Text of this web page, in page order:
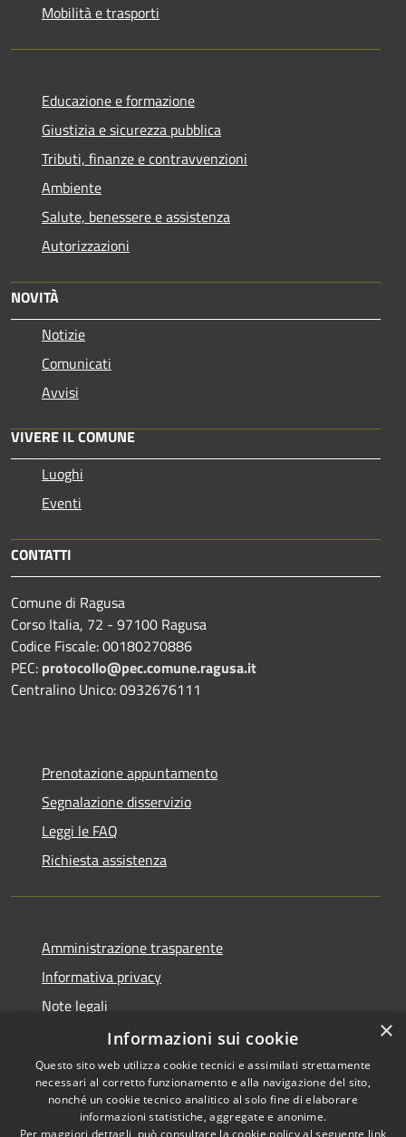
Mobilità e trasporti
Educazione e formazione
Giustizia e sicurezza pubblica
Tributi, finanze e contravvenzioni
Ambiente
Salute, benessere e assistenza
Autorizzazioni
NOVITÀ
Notizie
Comunicati
Avvisi
VIVERE IL COMUNE
Luoghi
Eventi
CONTATTI
Comune di Ragusa
Corso Italia, 72 - 97100 Ragusa
Codice Fiscale: 00180270886
PEC: protocollo@pec.comune.ragusa.it
Centralino Unico: 0932676111
Prenotazione appuntamento
Segnalazione disservizio
Leggi le FAQ
Richiesta assistenza
Amministrazione trasparente
Informativa privacy
Note legali
Dichiarazione di accessibilità
RSS
Copyright © 2026 • Town of
×
Informazioni sui cookie
Questo sito web utilizza cookie tecnici e assimilati strettamente
necessari al corretto funzionamento e alla navigazione del sito,
nonché un cookie tecnico analitico al solo fine di elaborare
informazioni statistiche, aggregate e anonime.
Per maggiori dettagli, può consultare la cookie policy al seguente link